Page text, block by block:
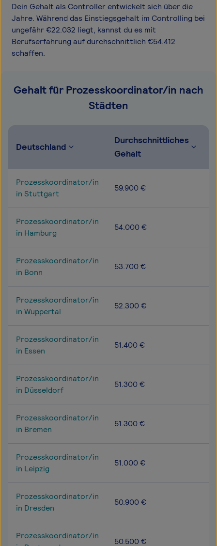
Dein Gehalt als Controller entwickelt sich über die
Jahre. Während das Einstiegsgehalt im Controlling bei
ungefähr €22.032 liegt, kannst du es mit
Berufserfahrung auf durchschnittlich €54.412
schaffen.
Gehalt für Prozesskoordinator/in nach
Städten
Deutschland
Durchschnittliches
Gehalt
Prozesskoordinator/in
in Stuttgart
59.900 €
Prozesskoordinator/in
in Hamburg
54.000 €
Prozesskoordinator/in
in Bonn
53.700 €
Prozesskoordinator/in
in Wuppertal
52.300 €
Prozesskoordinator/in
in Essen
51.400 €
Prozesskoordinator/in
in Düsseldorf
51.300 €
Prozesskoordinator/in
in Bremen
51.300 €
Prozesskoordinator/in
in Leipzig
51.000 €
Prozesskoordinator/in
in Dresden
50.900 €
Prozesskoordinator/in
50.500 €